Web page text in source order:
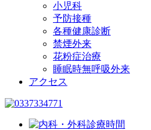
小児科
予防接種
各種健康診断
禁煙外来
花粉症治療
睡眠時無呼吸外来
アクセス